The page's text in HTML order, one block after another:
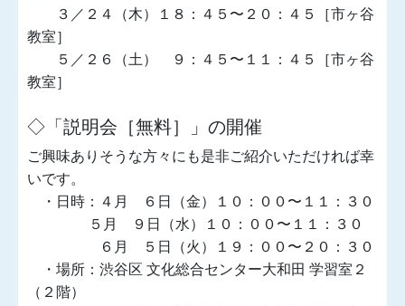
３／２４（木）１８：４５〜２０：４５［市ヶ谷
教室］
５／２６（土） ９：４５〜１１：４５［市ヶ谷
教室］
◇「説明会［無料］」の開催
ご興味ありそうな方々にも是非ご紹介いただければ幸
いです。
・日時：４月 ６日（金）１０：００〜１１：３０
５月 ９日（水）１０：００〜１１：３０
６月 ５日（火）１９：００〜２０：３０
・場所：渋谷区 文化総合センター大和田 学習室２
（２階）